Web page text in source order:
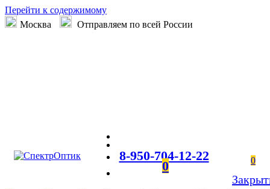
Перейти к содержимому
Москва
Отправляем по всей России
8-950-704-12-22
0 0